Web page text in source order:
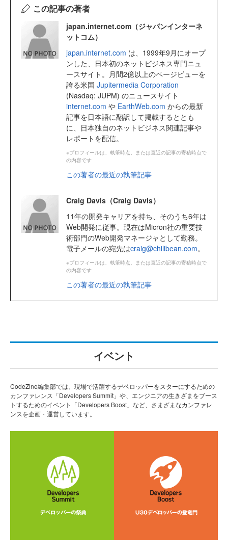
この記事の著者
japan.internet.com（ジャパンインターネ
ットコム）
japan.internet.com は、1999年9月にオープ
ンした、日本初のネットビジネス専門ニュ
ースサイト。月間2億以上のページビューを
誇る米国 Jupitermedia Corporation
(Nasdaq: JUPM) のニュースサイト
internet.com や EarthWeb.com からの最新
記事を日本語に翻訳して掲載するととも
に、日本独自のネットビジネス関連記事や
レポートを配信。
※プロフィールは、執筆時点、または直近の記事の寄稿時点で
の内容です
この著者の最近の執筆記事
Craig Davis（Craig Davis）
11年の開発キャリアを持ち、そのうち6年は
Web開発に従事。現在はMicron社の重要技
術部門のWeb開発マネージャとして勤務。
電子メールの宛先はcraig@chilibean.com。
※プロフィールは、執筆時点、または直近の記事の寄稿時点で
の内容です
この著者の最近の執筆記事
イベント
CodeZine編集部では、現場で活躍するデベロッパーをスターにするための
カンファレンス「Developers Summit」や、エンジニアの生きざまをブース
トするためのイベント「Developers Boost」など、さまざまなカンファレ
ンスを企画・運営しています。